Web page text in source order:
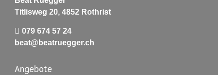
Titlisweg 20, 4852 Rothrist
079 674 57 24
beat@beatruegger.ch
Angebote